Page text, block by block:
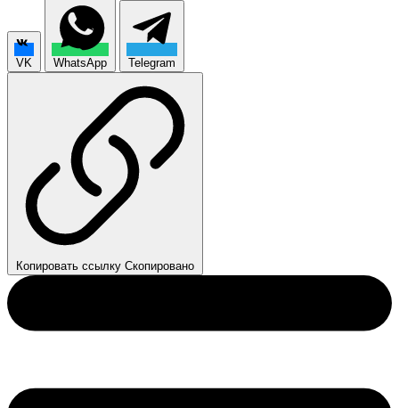
VK WhatsApp Telegram
Копировать ссылку Скопировано